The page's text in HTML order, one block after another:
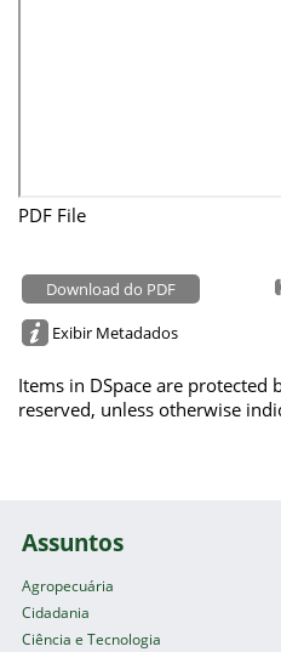
PDF File
Download do PDF
Exibir Metadados
Items in DSpace are
reserved, unless otherwise
Assuntos
Agropecuária
Cidadania
Ciência e Tecnologia